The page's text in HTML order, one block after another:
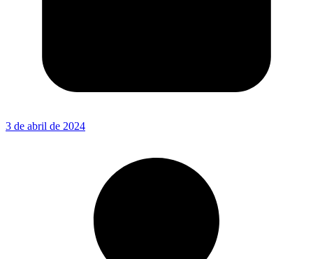
3 de abril de 2024